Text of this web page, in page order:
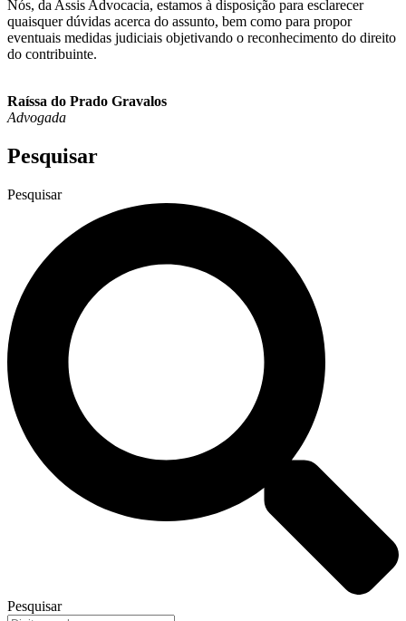
Nós, da Assis Advocacia, estamos à disposição para esclarecer
quaisquer dúvidas acerca do assunto, bem como para propor
eventuais medidas judiciais objetivando o reconhecimento do direito
do contribuinte.
Raíssa do Prado Gravalos
Advogada
Pesquisar
Pesquisar
Pesquisar